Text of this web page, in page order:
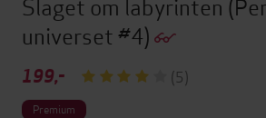
universet #4)
199,- (5)
Premium